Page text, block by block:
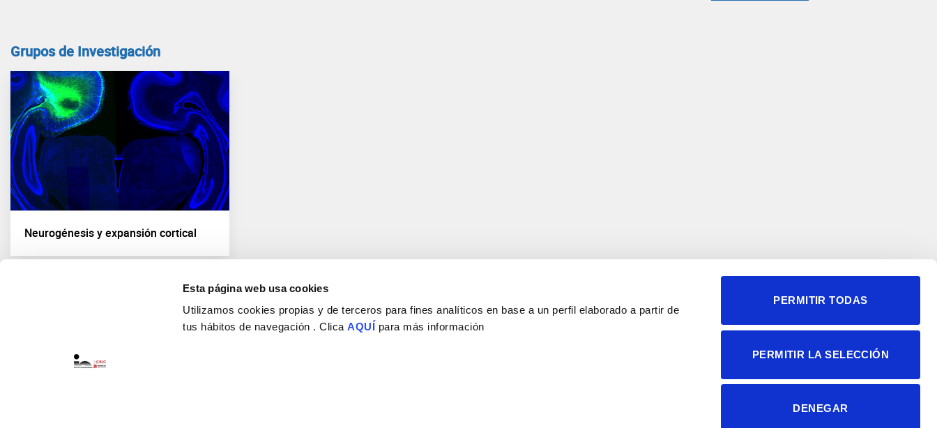
Esta página web usa cookies
Utilizamos cookies propias y de terceros para fines analíticos en base a un perfil elaborado a partir de
tus hábitos de navegación . ClicaAQUÍ para más información
PERMITIR TODAS
PERMITIR LA SELECCIÓN
DENEGAR
Grupos de Investigación
Neurogénesis y expansión cortical
Neurociencias
Política de privacidad
Accesibilidad